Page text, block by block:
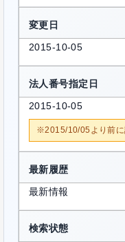
変更日
2015-10-05
法人番号指定日
2015-10-05
※2015/10/05より前に
最新履歴
最新情報
検索状態